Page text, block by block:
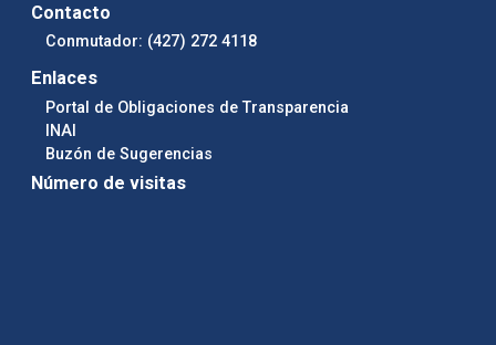
Contacto
Conmutador: (427) 272 4118
Enlaces
Portal de Obligaciones de Transparencia
INAI
Buzón de Sugerencias
Número de visitas